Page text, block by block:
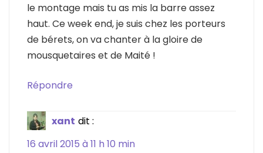
le montage mais tu as mis la barre assez
haut. Ce week end, je suis chez les porteurs
de bérets, on va chanter à la gloire de
mousquetaires et de Maité !
Répondre
xant dit :
16 avril 2015 à 11 h 10 min